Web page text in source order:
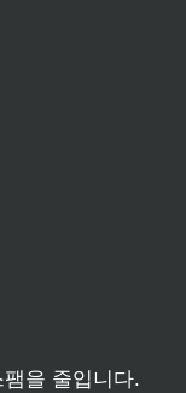
을 줄입니다.